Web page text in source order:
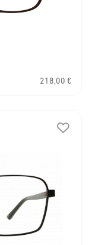
218,00 €